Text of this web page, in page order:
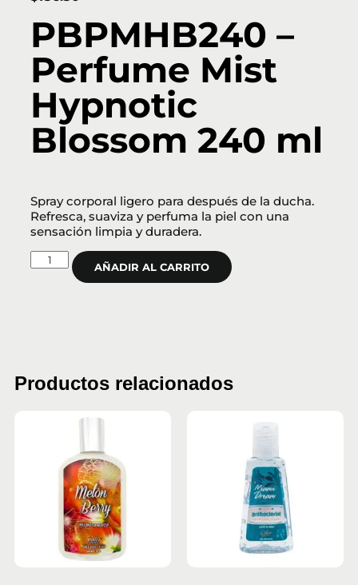
PBPMHB240 –
Perfume Mist
Hypnotic
Blossom 240 ml
Spray corporal ligero para después de la ducha.
Refresca, suaviza y perfuma la piel con una
sensación limpia y duradera.
AÑADIR AL CARRITO
Productos relacionados